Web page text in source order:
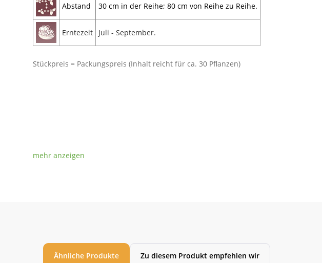
Abstand 30 cm in der Reihe; 80 cm von Reihe zu Reihe.
Erntezeit Juli - September.
Stückpreis = Packungspreis (Inhalt reicht für ca. 30 Pflanzen)
Ähnliche Produkte Zu diesem Produkt empfehlen wir